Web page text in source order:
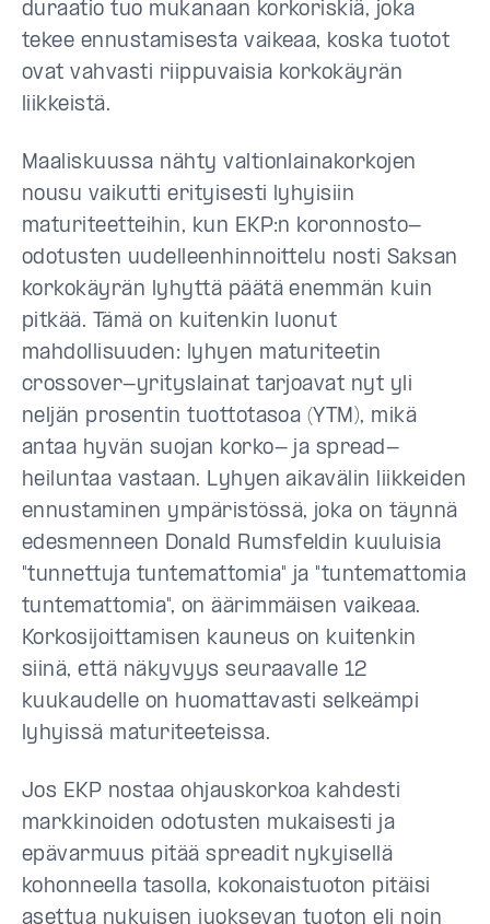
duraatio tuo mukanaan korkoriskiä, joka
tekee ennustamisesta vaikeaa, koska tuotot
ovat vahvasti riippuvaisia korkokäyrän
liikkeistä.
Maaliskuussa nähty valtionlainakorkojen
nousu vaikutti erityisesti lyhyisiin
maturiteetteihin, kun EKP:n koronnosto-
odotusten uudelleenhinnoittelu nosti Saksan
korkokäyrän lyhyttä päätä enemmän kuin
pitkää. Tämä on kuitenkin luonut
mahdollisuuden: lyhyen maturiteetin
crossover-yrityslainat tarjoavat nyt yli
neljän prosentin tuottotasoa (YTM), mikä
antaa hyvän suojan korko- ja spread-
heiluntaa vastaan. Lyhyen aikavälin liikkeiden
ennustaminen ympäristössä, joka on täynnä
edesmenneen Donald Rumsfeldin kuuluisia
"tunnettuja tuntemattomia" ja "tuntemattomia
tuntemattomia", on äärimmäisen vaikeaa.
Korkosijoittamisen kauneus on kuitenkin
siinä, että näkyvyys seuraavalle 12
kuukaudelle on huomattavasti selkeämpi
lyhyissä maturiteeteissa.
Jos EKP nostaa ohjauskorkoa kahdesti
markkinoiden odotusten mukaisesti ja
epävarmuus pitää spreadit nykyisellä
kohonneella tasolla, kokonaistuoton pitäisi
asettua nykyisen juoksevan tuoton eli noin